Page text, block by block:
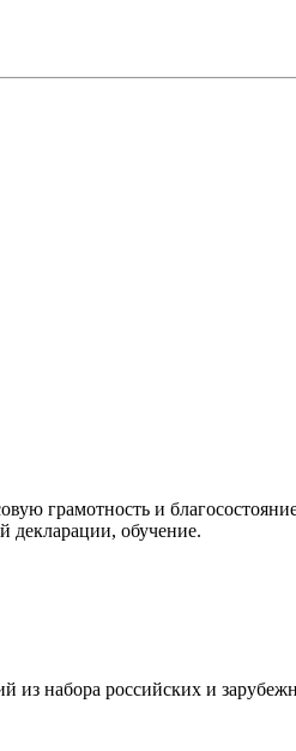
грамотность и
декларации, обучение.
из набора российских и